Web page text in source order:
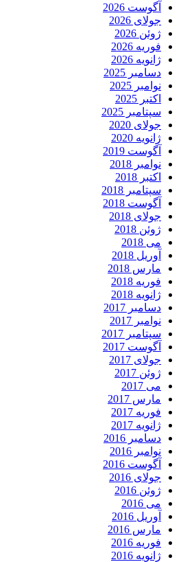
آگوست 2026
جولای 2026
ژوئن 2026
فوریه 2026
ژانویه 2026
دسامبر 2025
نوامبر 2025
اکتبر 2025
سپتامبر 2025
جولای 2020
ژانویه 2020
آگوست 2019
نوامبر 2018
اکتبر 2018
سپتامبر 2018
آگوست 2018
جولای 2018
ژوئن 2018
می 2018
آوریل 2018
مارس 2018
فوریه 2018
ژانویه 2018
دسامبر 2017
نوامبر 2017
سپتامبر 2017
آگوست 2017
جولای 2017
ژوئن 2017
می 2017
مارس 2017
فوریه 2017
ژانویه 2017
دسامبر 2016
نوامبر 2016
آگوست 2016
جولای 2016
ژوئن 2016
می 2016
آوریل 2016
مارس 2016
فوریه 2016
ژانویه 2016